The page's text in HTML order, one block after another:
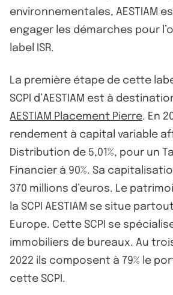
environnementales, AESTIAM
engager les démarches pour
label ISR.
La première étape de cette
SCPI d’AESTIAM est à
AESTIAM Placement Pierre. En
rendement à capital variable
Distribution de 5,01%, pour un
Financier à 90%. Sa
370 millions d’euros. Le
la SCPI AESTIAM se situe
Europe. Cette SCPI se
immobiliers de bureaux. Au
2022 ils composent à 79% le
cette SCPI.